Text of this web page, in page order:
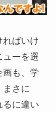
ればいけ
ーを選
画も、学
さに
るに違い